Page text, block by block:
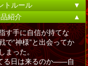
トルール
▼
紹介
▲
す手に自信が持てな
で“神様”と出会ってか
まった。
る日は来るのか――自